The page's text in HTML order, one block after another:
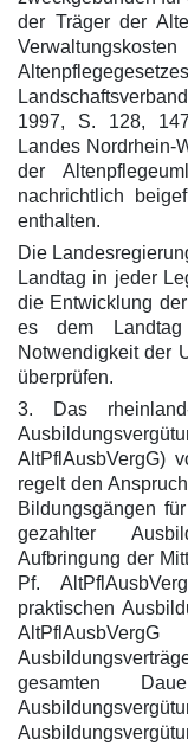
der Träger der
1997, S. 128,
Landes Nordrhein-
der
nachrichtlich
enthalten.
Die
Landtag in jeder
die Entwicklung
es dem Landtag
Notwendigkeit der
überprüfen.
3. Das
AltPflAusbVergG)
regelt den
Bildungsgängen
gezahlter
Aufbringung der
Pf.
praktischen
gesamten